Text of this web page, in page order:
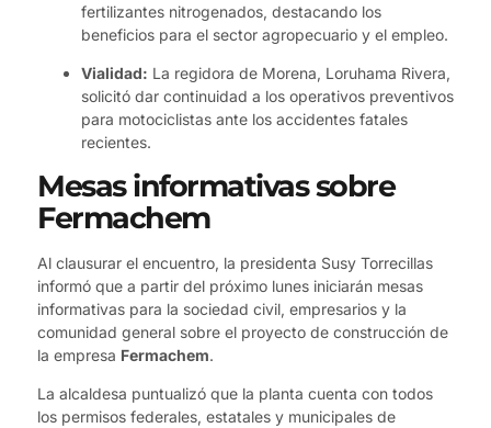
fertilizantes nitrogenados, destacando los
beneficios para el sector agropecuario y el empleo.
Vialidad: La regidora de Morena, Loruhama Rivera,
solicitó dar continuidad a los operativos preventivos
para motociclistas ante los accidentes fatales
recientes.
Mesas informativas sobre
Fermachem
Al clausurar el encuentro, la presidenta Susy Torrecillas
informó que a partir del próximo lunes iniciarán mesas
informativas para la sociedad civil, empresarios y la
comunidad general sobre el proyecto de construcción de
la empresa Fermachem.
La alcaldesa puntualizó que la planta cuenta con todos
los permisos federales, estatales y municipales de